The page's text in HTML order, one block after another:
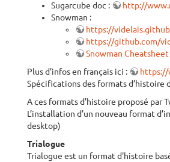
Sugarcube doc :
http://
Snowman :
https://
https://github.com/
Snowman Cheatsheet
Plus d’infos en français ici :
https://
Spécifications des formats d’histoire
A ces formats d’histoire proposé par
L’installation d’un nouveau format
desktop)
Trialogue
Trialogue est un format d'histoire